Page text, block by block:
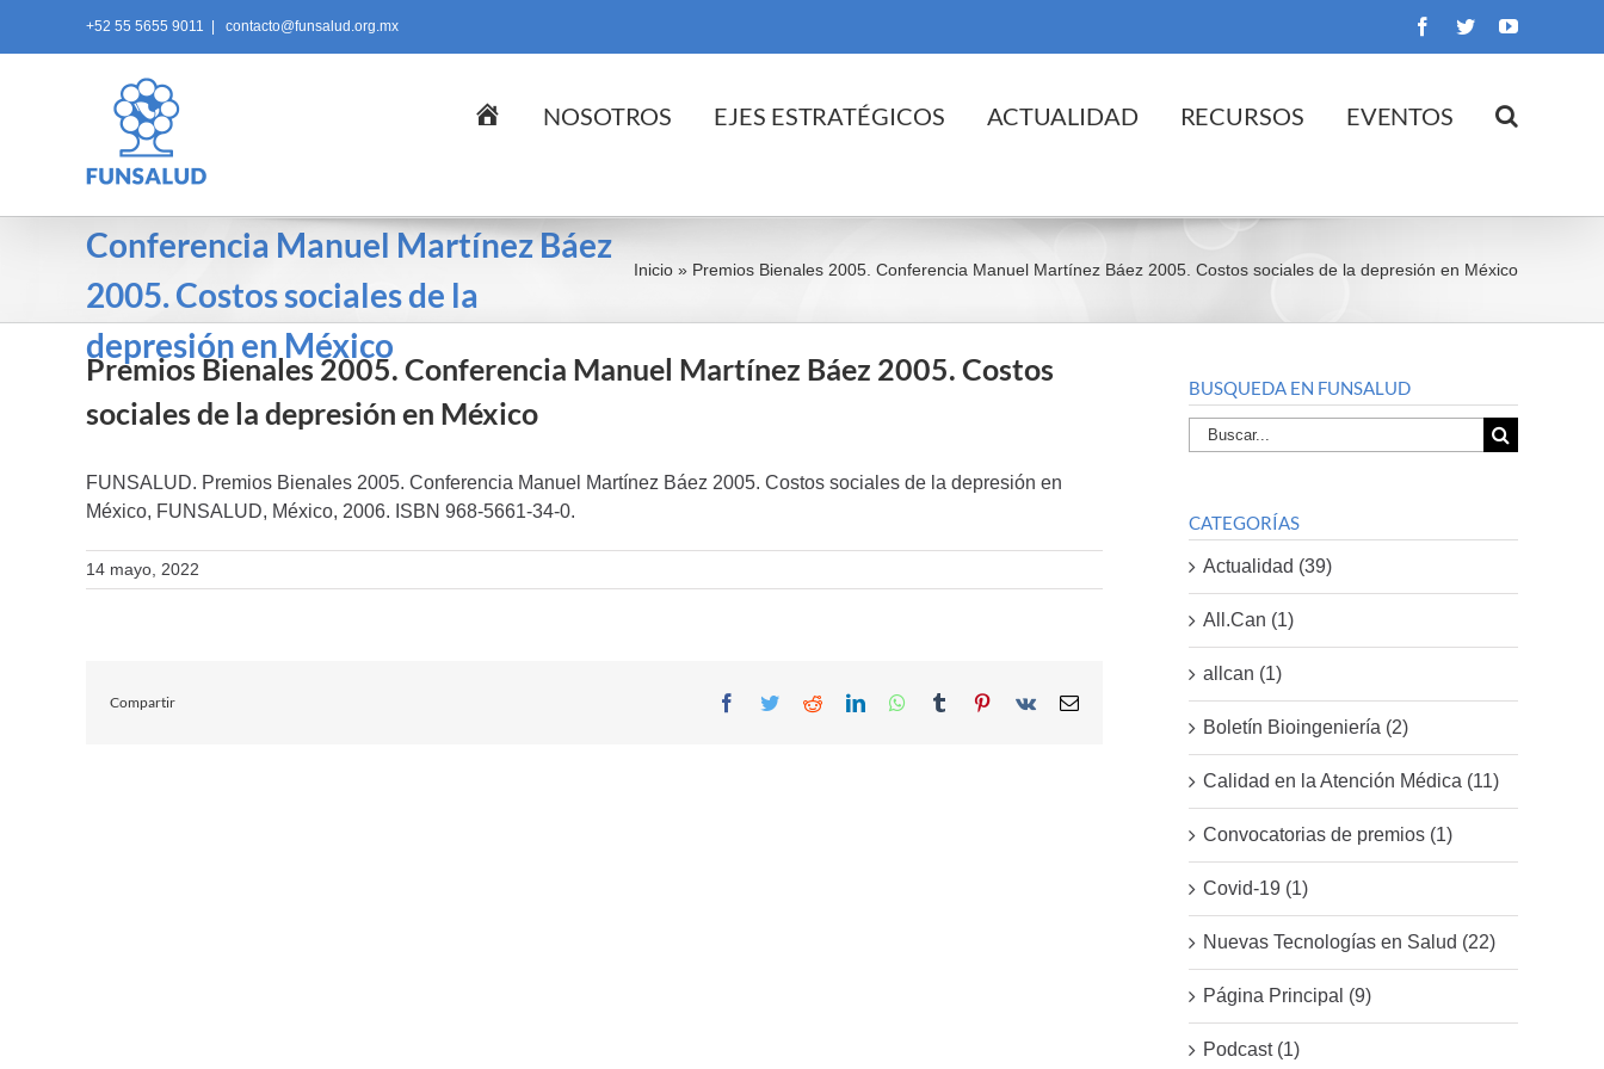
+52 55 5655 9011 contacto@funsalud.org.mx Facebook
TwitterYouTube
InicioNOSOTROS EJES ESTRATÉGICOS ACTUALIDAD RECURSOS EVENTOS
Premios Bienales 2005.
Conferencia Manuel Martínez Báez
2005. Costos sociales de la
depresión en México
Inicio » Premios Bienales 2005. Conferencia Manuel Martínez Báez 2005. Costos sociales de la depresión en México
Premios Bienales 2005. Conferencia Manuel Martínez Báez 2005. Costos
sociales de la depresión en México
FUNSALUD. Premios Bienales 2005. Conferencia Manuel Martínez Báez 2005. Costos sociales de la depresión en
México, FUNSALUD, México, 2006. ISBN 968-5661-34-0.
14 mayo, 2022
Compartir Facebook
TwitterRedditLinkedInWhatsApp
Tumblr Pinterest
Vk Email
BUSQUEDA EN FUNSALUD
Buscar
por:
CATEGORÍAS
Actualidad (39)
All.Can (1)
allcan (1)
Boletín Bioingeniería (2)
Calidad en la Atención Médica (11)
Convocatorias de premios (1)
Covid-19 (1)
Nuevas Tecnologías en Salud (22)
Página Principal (9)
Podcast (1)